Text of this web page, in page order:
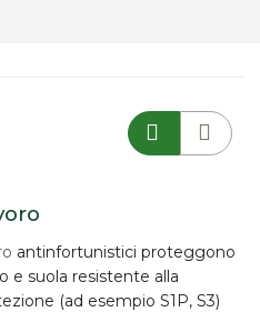
antinfortunistici proteggono
e suola resistente alla
(ad esempio S1P, S3)